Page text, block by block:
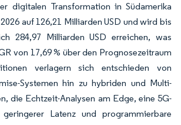
digitalen Transformation in Südamerika
auf 126,21 Milliarden USD und wird bis
284,97 Milliarden USD erreichen, was
von 17,69 % über den Prognosezeitraum
verlagern sich entschieden von
Systemen hin zu hybriden und Multi-
die Echtzeit-Analysen am Edge, eine 5G-
Latenz und programmierbare